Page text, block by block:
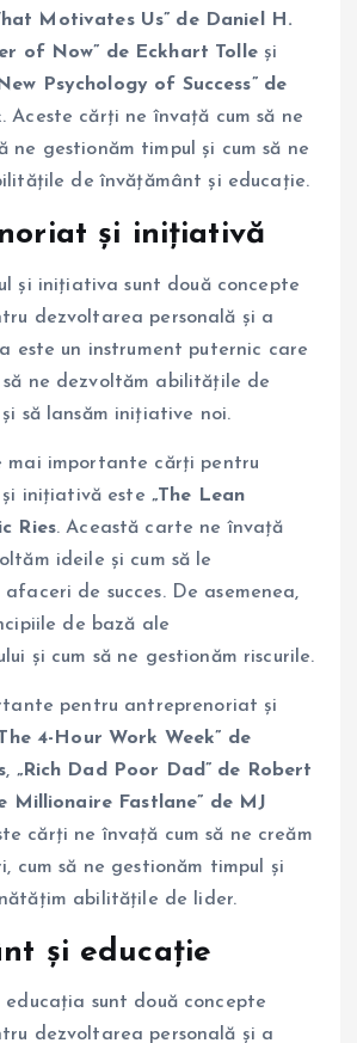
Motivates Us” de Daniel H.
of Now” de Eckhart Tolleși
Psychology of Success” de
. Aceste cărți ne învață cum să ne
ne gestionăm timpul și cum să ne
de învățământ și educație.
și inițiativă
și inițiativa sunt două concepte
dezvoltarea personală și a
este un instrument puternic care
ne dezvoltăm abilitățile de
să lansăm inițiative noi.
mai importante cărți pentru
inițiativă este „The Lean
Ries. Această carte ne învață
ideile și cum să le
de succes. De asemenea,
de bază ale
și cum să ne gestionăm riscurile.
pentru antreprenoriat și
4-Hour Work Week” de
, „Rich Dad Poor Dad” de Robert
Millionaire Fastlane” de MJ
cărți ne învață cum să ne creăm
cum să ne gestionăm timpul și
abilitățile de lider.
și educație
educația sunt două concepte
dezvoltarea personală și a